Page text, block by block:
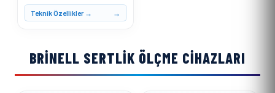
Teknik Özellikler →
BRINELL SERTLIK ÖLÇME CIHAZLARI